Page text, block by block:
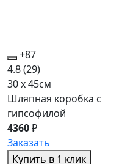
+87
4.8(29)
30 x 45см
Шляпная коробка с
гипсофилой
4360₽
Заказать
Купить в 1 клик